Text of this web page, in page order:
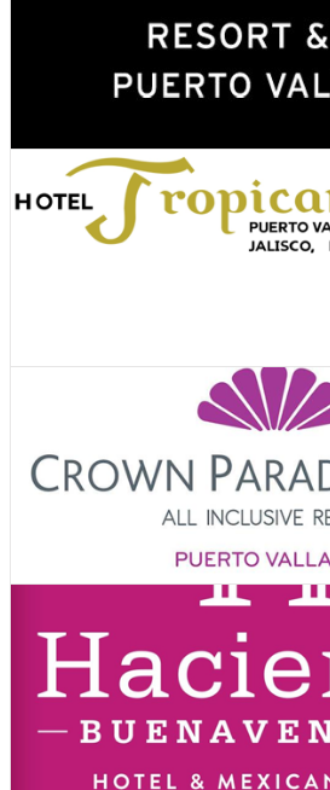
Hoteles
Ver Cupones
Hoteles
Ver Cupones